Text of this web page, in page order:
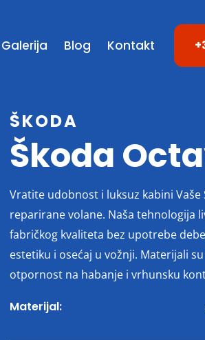
Galerija Blog Kontakt
ŠKODA
Škoda
Vratite udobnost i luksuz kabini
reparirane volane. Naša tehnologija
fabričkog kvaliteta bez upotrebe
estetiku i osećaj u vožnji. Materijali
otpornost na habanje i vrhunsku
Materijal: